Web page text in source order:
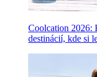
Coolcation 2026:
destinácií, kde si